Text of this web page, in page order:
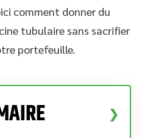
comment donner du
tubulaire sans sacrifier
portefeuille.